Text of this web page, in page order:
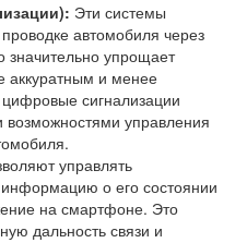
Эти системы
автомобиля через
упрощает
аккуратным и менее
сигнализации
управления
управлять
о его состоянии
на смартфоне. Это
дальность связи и